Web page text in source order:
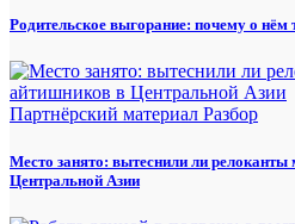
Родительское выгорание: почему о нём
Партнёрский материал Разбор
Место занято: вытеснили ли
Центральной Азии